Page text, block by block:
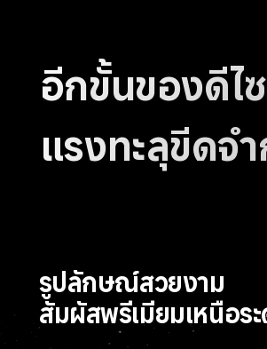
อีกขั้นของดีไ
แรงทะลุขีดจ
รูปลักษณ์สวยงาม
สัมผัสพรีเมียมเหนือร